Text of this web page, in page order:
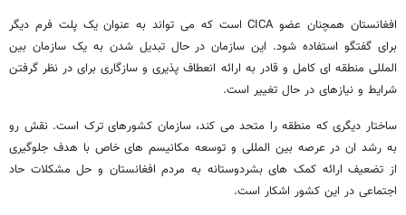
افغانستان همچنان عضو CICA است که می تواند به عنوان یک پلت فرم دیگر
برای گفتگو استفاده شود. این سازمان در حال تبدیل شدن به یک سازمان بین
المللی منطقه ای کامل و قادر به ارائه انعطاف پذیری و سازگاری برای در نظر گرفتن
شرایط و نیازهای در حال تغییر است.
ساختار دیگری که منطقه را متحد می کند، سازمان کشورهای ترک است. نقش رو
به رشد ان در عرصه بین المللی و توسعه مکانیسم های خاص با هدف جلوگیری
از تضعیف ارائه کمک های بشردوستانه به مردم افغانستان و حل مشکلات حاد
اجتماعی در این کشور اشکار است.